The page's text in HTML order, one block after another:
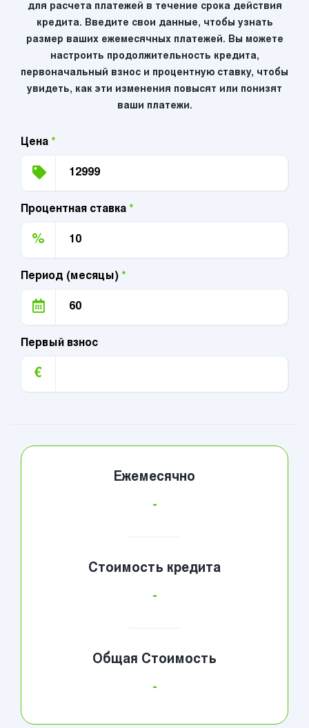
для расчета платежей в течение срока действия
кредита. Введите свои данные, чтобы узнать
размер ваших ежемесячных платежей. Вы можете
настроить продолжительность кредита,
первоначальный взнос и процентную ставку, чтобы
увидеть, как эти изменения повысят или понизят
ваши платежи.
Цена *
Процентная ставка *
%
Период (месяцы) *
Первый взнос
€
Ежемесячно
-
Стоимость кредита
-
Общая Стоимость
-